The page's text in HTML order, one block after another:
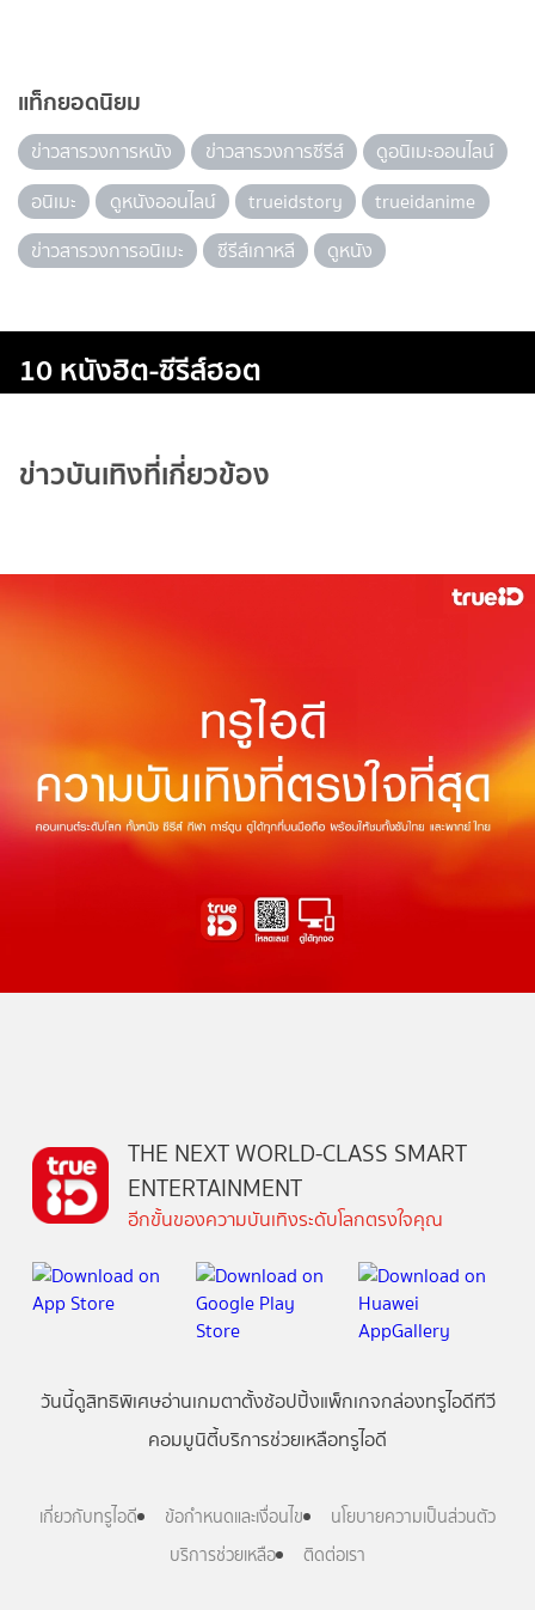
แท็กยอดนิยม
ข่าวสารวงการหนัง ข่าวสารวงการซีรีส์
ดูอนิเมะออนไลน์
อนิเมะ
ดูหนังออนไลน์ trueidstory
trueidanime
ข่าวสารวงการอนิเมะ
ซีรีส์เกาหลี ดูหนัง
10 หนังฮิต-ซีรีส์ฮอต
ข่าวบันเทิงที่เกี่ยวข้อง
THE NEXT WORLD-CLASS SMART
ENTERTAINMENT
อีกขั้นของความบันเทิงระดับโลกตรงใจคุณ
วันนี้ดูสิทธิพิเศษอ่านเกมตาตั้งช้อปปิ้งแพ็กเกจกล่องทรูไอดีทีวี
คอมมูนิตี้บริการช่วยเหลือทรูไอดี
เกี่ยวกับทรูไอดี ข้อกำหนดและเงื่อนไข
นโยบายความเป็นส่วนตัว
บริการช่วยเหลือ
ติดต่อเรา